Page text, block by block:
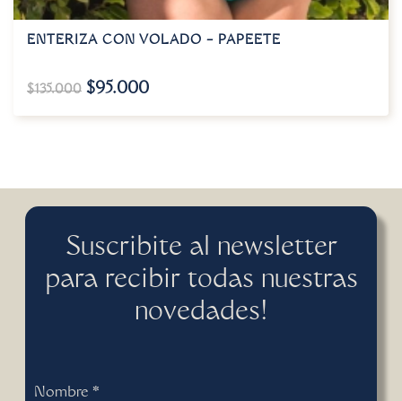
ENTERIZA CON VOLADO – PAPEETE
$135.000 $95.000
Suscribite al newsletter
para recibir todas nuestras
novedades!
Nombre *